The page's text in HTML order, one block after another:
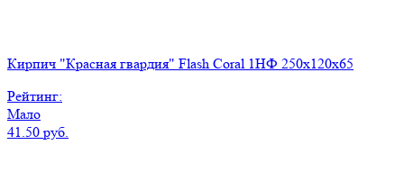
Кирпич "Красная гвардия" Flash Coral 1НФ 250x120x65
Рейтинг:
Мало
41.50 руб.